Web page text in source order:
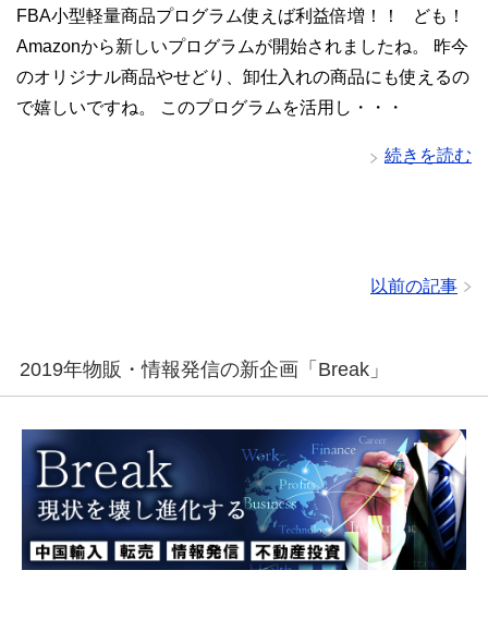
FBA小型軽量商品プログラム使えば利益倍増！！ ども！
Amazonから新しいプログラムが開始されましたね。 昨今
のオリジナル商品やせどり、卸仕入れの商品にも使えるの
で嬉しいですね。 このプログラムを活用し・・・
続きを読む
以前の記事
2019年物販・情報発信の新企画「Break」